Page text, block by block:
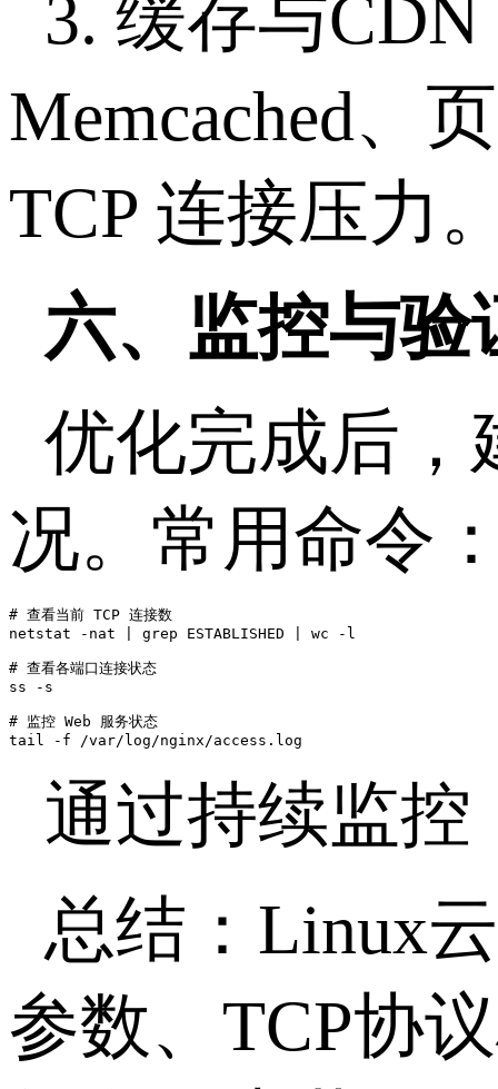
3. 缓存与CDN
Memcached、
TCP 连接压力
六、监控与验
优化完成后，
况。常用命令
# 查看当前 TCP 连接数
netstat -nat | grep ESTABLISHED | wc -l
# 查看各端口连接状态
ss -s
# 监控 Web 服务状态
通过持续监
总结： Linux
参数、 TCP协